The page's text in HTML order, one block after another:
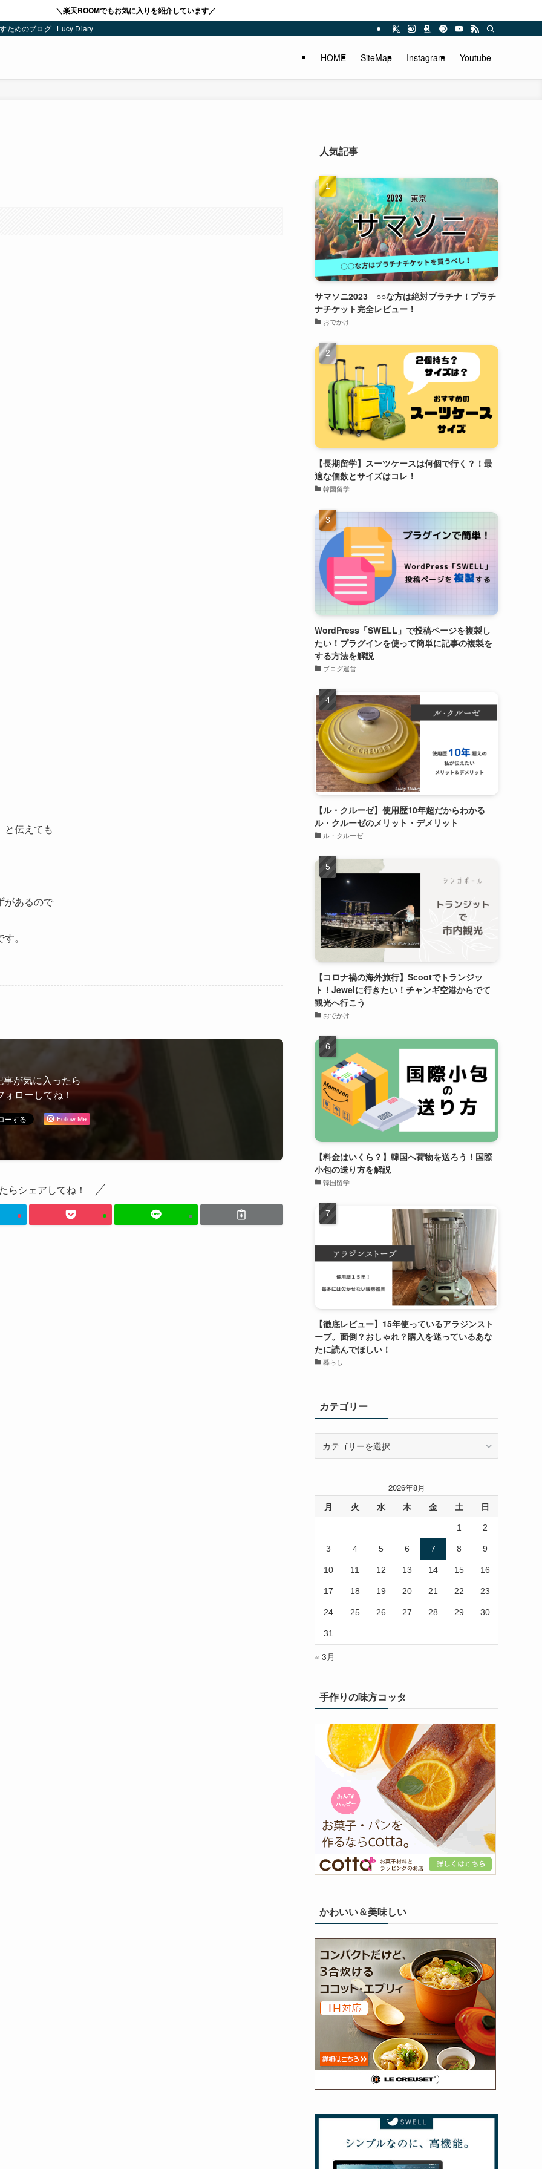
＼楽天ROOMでもお気に入りを紹介しています／
ためのブログ | Lucy Diary
HOME SiteMap Instagram Youtube
と伝えても
があるので
。
事が気に入ったら
ォローしてね！
Follow Me
らシェアしてね！
人気記事
サマソニ2023 ○○な方は絶対プラチナ！プラチ
ナチケット完全レビュー！
おでかけ
【長期留学】スーツケースは何個で行く？！最
適な個数とサイズはコレ！
韓国留学
WordPress「SWELL」で投稿ページを複製し
たい！プラグインを使って簡単に記事の複製を
する方法を解説
ブログ運営
【ル・クルーゼ】使用歴10年超だからわかる
ル・クルーゼのメリット・デメリット
ル・クルーゼ
【コロナ禍の海外旅行】Scootでトランジッ
ト！Jewelに行きたい！チャンギ空港からでて
観光へ行こう
おでかけ
【料金はいくら？】韓国へ荷物を送ろう！国際
小包の送り方を解説
韓国留学
【徹底レビュー】15年使っているアラジンスト
ーブ。面倒？おしゃれ？購入を迷っているあな
たに読んでほしい！
暮らし
カテゴリー
ー
2026年8月
月 火 水 木 金 土 日
1 2
3 4 5 6 7 8 9
10 11 12 13 14 15 16
17 18 19 20 21 22 23
24 25 26 27 28 29 30
31
« 3月
手作りの味方コッタ
かわいい＆美味しい